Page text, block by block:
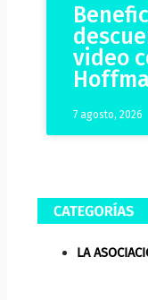
video
7 agosto, 2026
LA